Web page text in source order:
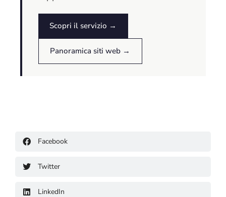
Scopri il servizio →
Panoramica siti web →
Facebook
Twitter
LinkedIn